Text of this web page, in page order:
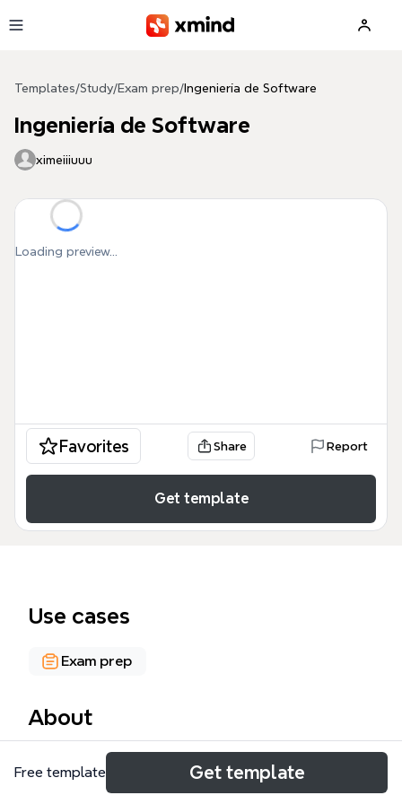
Templates/Study/Exam prep/ Ingeniería de Software
Ingeniería de Software
ximeiiiuuu
Loading preview...
Favorites Share Report
Get template
Use cases
Exam prep
About
La plantilla de Ingeniería de Software es un mapa
mental exhaustivo con 116 nodos que cubre las
Free template Get template